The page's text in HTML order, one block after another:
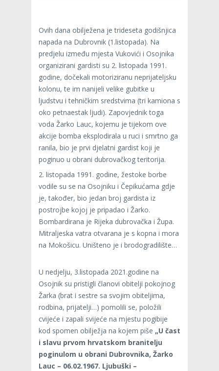
Ovih dana obilježena je trideseta godišnjica
napada na Dubrovnik (1.listopada). Na
predjelu između mjesta Vukovići i Osojnika
organizirani gardisti su 2. listopada 1991.
godine, dočekali motoriziranu neprijateljsku
kolonu, te im nanijeli velike gubitke u
ljudstvu i tehničkim sredstvima (tri kamiona s
oko petnaestak ljudi). Zapovjednik toga
voda Žarko Lauc, kojemu je tijekom ove
akcije bomba eksplodirala u ruci i smrtno ga
ranila, bio je prvi djelatni gardist koji je
poginuo u obrani dubrovačkog teritorija.
2. listopada 1991. godine, žestoke borbe
vodile su se na Osojniku i Čepikućama gdje
je, također, bio jedan broj gardista iz
postrojbe kojoj je pripadao i Žarko.
Bombardirana je Rijeka dubrovačka i Župa.
Mitraljeska vatra otvarana je s kopna i mora
na Mokošicu. Uništeno je i brodogradilište…
U nedjelju, 3.listopada 2021.godine na
Osojnik su pristigli članovi obitelji pokojnog
Žarka (brat i sestre sa svojim obiteljima,
rodbina, prijatelji…) pomolili se, položili
cvijeće i zapali svijeće na mjestu pogibije
kod spomen obilježja na kojem piše „U čast
i slavu prvom hrvatskom branitelju
poginulom u obrani Dubrovnika, Žarko
Lauc – 06.02.1967. Ljubuški –